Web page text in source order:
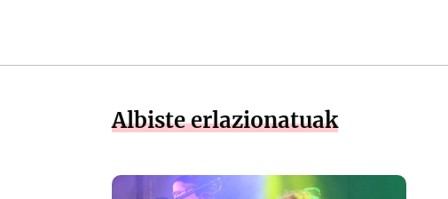
Albiste erlazionatuak